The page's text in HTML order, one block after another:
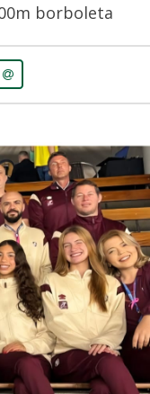
borboleta